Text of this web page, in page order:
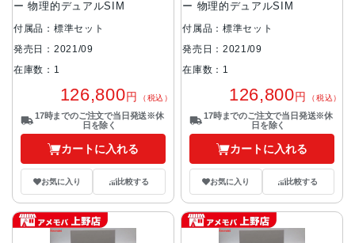
ー 物理的デュアルSIM
付属品：標準セット
発売日：2021/09
在庫数：1
126,800円 （税込）
17時までのご注文で当日発送※休
日を除く
カートに入れる
お気に入り 比較する
ー 物理的デュアルSIM
付属品：標準セット
発売日：2021/09
在庫数：1
126,800円 （税込）
17時までのご注文で当日発送※休
日を除く
カートに入れる
お気に入り 比較する